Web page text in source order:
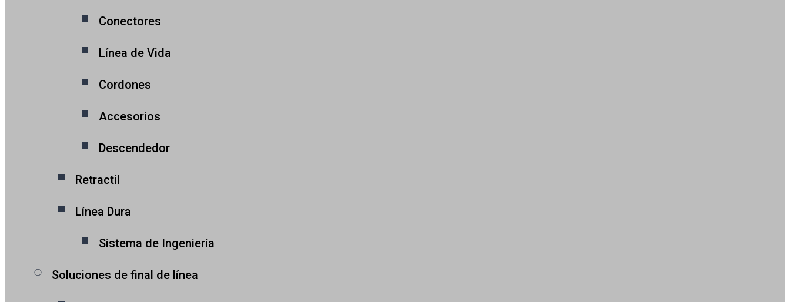
Conectores
Línea de Vida
Cordones
Accesorios
Descendedor
Retractil
Línea Dura
Sistema de Ingeniería
Soluciones de final de línea